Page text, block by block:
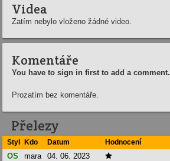
Videa
Zatím nebylo vloženo žádné video.
Komentáře
You have to sign in first to add a comment.
Prozatím bez komentáře.
Přelezy
Styl Kdo Datum Hodnocení
OS mara 04. 06. 2023 